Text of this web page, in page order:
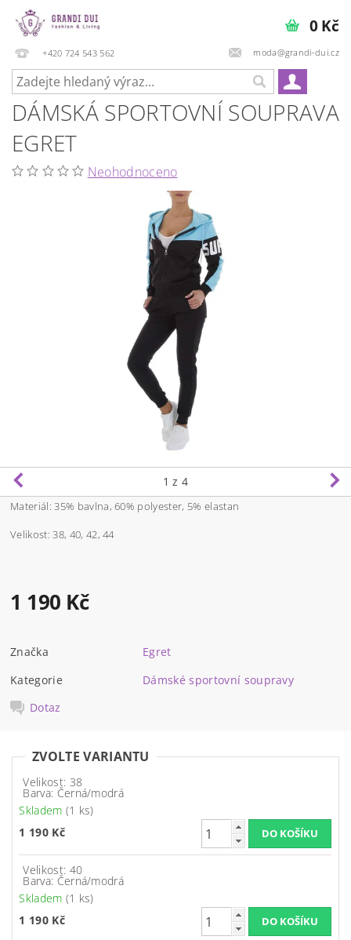
+420 724 543 562 moda@grandi-dui.cz
0 Kč
DÁMSKÁ SPORTOVNÍ SOUPRAVA
EGRET
Neohodnoceno
1 z 4
Materiál: 35% bavlna, 60% polyester, 5% elastan
Velikost: 38, 40, 42, 44
1 190 Kč
Značka
Egret
Kategorie
Dámské sportovní soupravy
Dotaz
ZVOLTE VARIANTU
Velikost: 38
Barva: Černá/modrá
Skladem (1 ks)
1 190 Kč
Velikost: 40
Barva: Černá/modrá
Skladem (1 ks)
1 190 Kč